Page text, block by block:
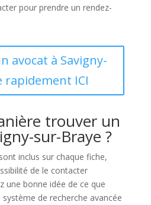
pour prendre un rendez-
avocat à Savigny-
rapidement ICI
trouver un
sur-Braye ?
inclus sur chaque fiche,
de le contacter
une bonne idée de ce que
de recherche avancée